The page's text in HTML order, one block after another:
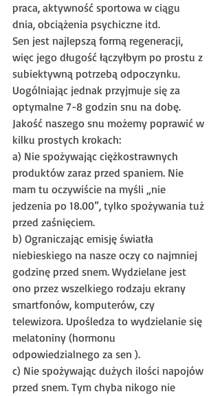
praca, aktywność sportowa w ciągu
dnia, obciążenia psychiczne itd.
Sen jest najlepszą formą regeneracji,
więc jego długość łączyłbym po prostu z
subiektywną potrzebą odpoczynku.
Uogólniając jednak przyjmuje się za
optymalne 7-8 godzin snu na dobę.
Jakość naszego snu możemy poprawić w
kilku prostych krokach:
a) Nie spożywając ciężkostrawnych
produktów zaraz przed spaniem. Nie
mam tu oczywiście na myśli „nie
jedzenia po 18.00”, tylko spożywania tuż
przed zaśnięciem.
b) Ograniczając emisję światła
niebieskiego na nasze oczy co najmniej
godzinę przed snem. Wydzielane jest
ono przez wszelkiego rodzaju ekrany
smartfonów, komputerów, czy
telewizora. Upośledza to wydzielanie się
melatoniny (hormonu
odpowiedzialnego za sen ).
c) Nie spożywając dużych ilości napojów
przed snem. Tym chyba nikogo nie